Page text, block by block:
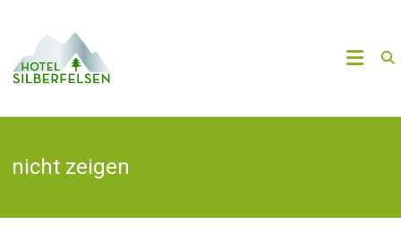
springenWillkommen
im
Silberfelsen
+49
nicht zeigen